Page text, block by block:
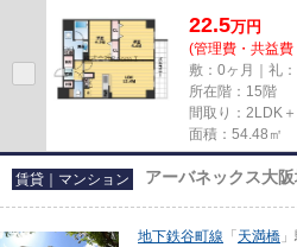
22.5万円
(管理費・共益
敷：0ヶ月｜礼
所在階：15階
間取り：2LDK
面積：54.48㎡
賃貸｜マンション アーバネックス大
地下鉄谷町線 「 天満橋